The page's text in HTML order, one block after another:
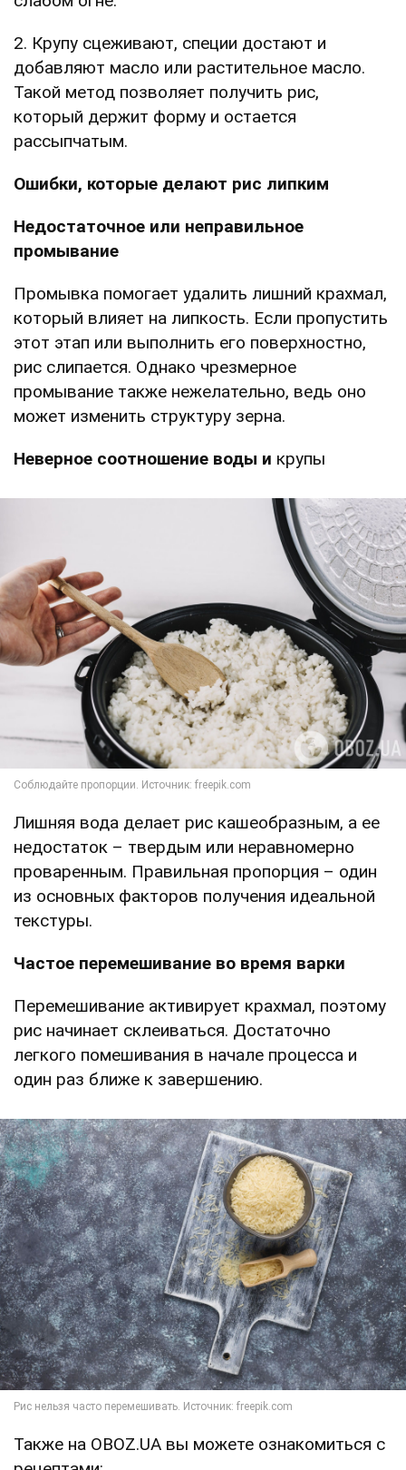
2. Крупу сцеживают, специи достают и
добавляют масло или растительное масло.
Такой метод позволяет получить рис,
который держит форму и остается
рассыпчатым.
Ошибки, которые делают рис липким
Недостаточное или неправильное
промывание
Промывка помогает удалить лишний крахмал,
который влияет на липкость. Если пропустить
этот этап или выполнить его поверхностно,
рис слипается. Однако чрезмерное
промывание также нежелательно, ведь оно
может изменить структуру зерна.
Неверное соотношение воды и крупы
Лишняя вода делает рис кашеобразным, а ее
недостаток – твердым или неравномерно
проваренным. Правильная пропорция – один
из основных факторов получения идеальной
текстуры.
Частое перемешивание во время варки
Перемешивание активирует крахмал, поэтому
рис начинает склеиваться. Достаточно
легкого помешивания в начале процесса и
один раз ближе к завершению.
Также на OBOZ.UA вы можете ознакомиться с